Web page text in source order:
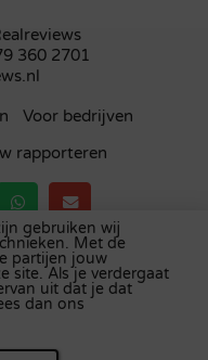
360 2701
Voor bedrijven
rapporteren
het Verenigd
,België,Spanje,
,Finland
gebruiken wij
Met de
partijen jouw
site. Als je verdergaat
uit dat je dat
dan ons